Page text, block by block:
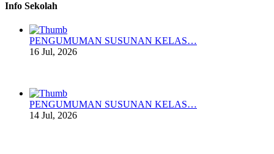
Info Sekolah
PENGUMUMAN SUSUNAN KELAS…
16 Jul, 2026
PENGUMUMAN SUSUNAN KELAS…
14 Jul, 2026